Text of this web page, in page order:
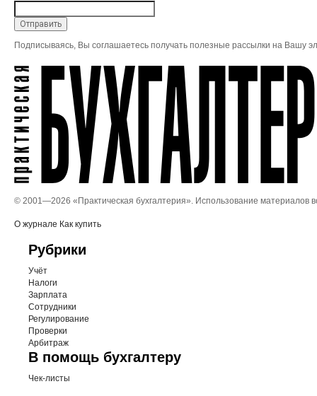
Подписываясь, Вы соглашаетесь получать полезные рассылки на Вашу
© 2001—2026 «Практическая бухгалтерия». Использование
О журнале Как купить
Рубрики
Учёт
Налоги
Зарплата
Сотрудники
Регулирование
Проверки
Арбитраж
В помощь бухгалтеру
Чек-листы